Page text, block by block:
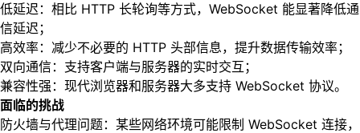
低延迟：相比 HTTP 长轮询等方式，WebSocket 能显著降低通
信延迟；
高效率：减少不必要的 HTTP 头部信息，提升数据传输效率；
双向通信：支持客户端与服务器的实时交互；
兼容性强：现代浏览器和服务器大多支持 WebSocket 协议。
面临的挑战
防火墙与代理问题：某些网络环境可能限制 WebSocket 连接，